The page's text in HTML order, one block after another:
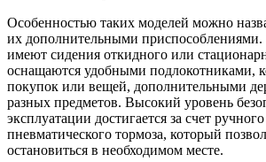
Особенностью таких моделей можно
их дополнительными
имеют сидения откидного или
оснащаются удобными подлокотниками,
покупок или вещей, дополнительными
разных предметов. Высокий уровень
эксплуатации достигается за счет
пневматического тормоза, который
остановиться в необходимом месте.